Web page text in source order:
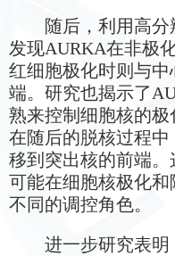
随后，利用高
发现AURKA在非极
红细胞极化时则与
端。研究也揭示了
熟来控制细胞核的
在随后的脱核过程
移到突出核的前端
可能在细胞核极化
不同的调控角色。
进一步研究表